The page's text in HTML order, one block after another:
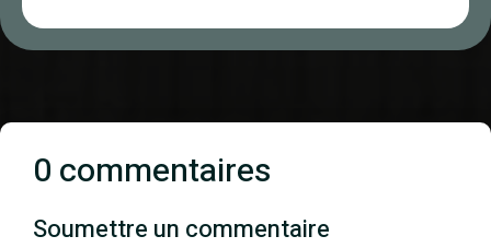
0 commentaires
Soumettre un commentaire